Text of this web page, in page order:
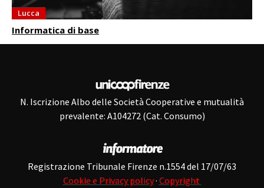
Lucca
Informatica di base
N. Iscrizione Albo delle Società Cooperative e mutualità
prevalente: A104272 (Cat. Consumo)
Registrazione Tribunale Firenze n.1554 del 17/07/63
Cookie e Privacy policy· Copyright